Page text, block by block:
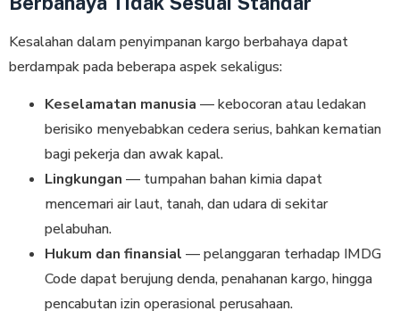
Kesalahan dalam penyimpanan kargo berbahaya dapat
berdampak pada beberapa aspek sekaligus:
Keselamatan manusia — kebocoran atau ledakan
berisiko menyebabkan cedera serius, bahkan kematian
bagi pekerja dan awak kapal.
Lingkungan — tumpahan bahan kimia dapat
mencemari air laut, tanah, dan udara di sekitar
pelabuhan.
Hukum dan finansial — pelanggaran terhadap IMDG
Code dapat berujung denda, penahanan kargo, hingga
pencabutan izin operasional perusahaan.